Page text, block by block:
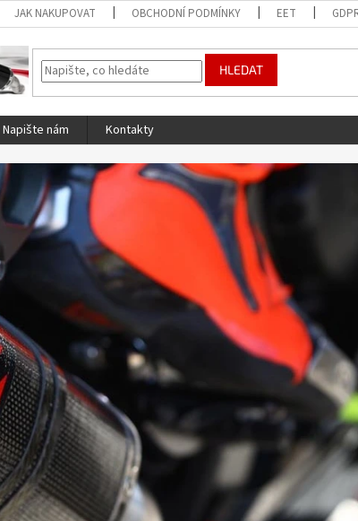
JAK NAKUPOVAT OBCHODNÍ PODMÍNKY EET
HLEDAT
Napište nám Kontakty